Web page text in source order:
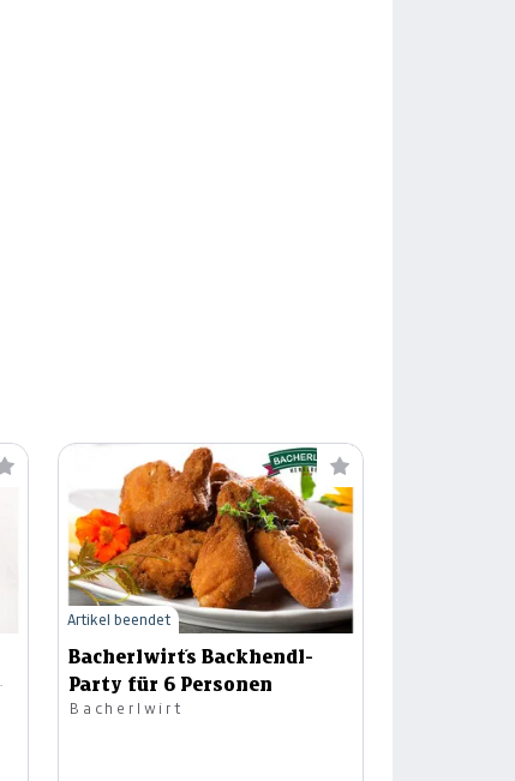
Bacherlwirt´s Backhendl-
Party für 6 Personen
Bacherlwirt
Artikel beendet